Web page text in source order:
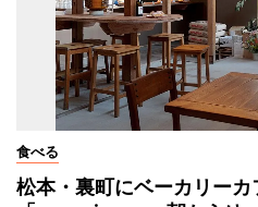
食べる
松本・裏町にベーカリーカ